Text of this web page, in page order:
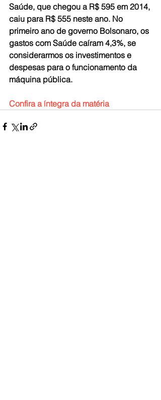
Saúde, que chegou a R$ 595 em 2014,
caiu para R$ 555 neste ano. No
primeiro ano de governo Bolsonaro, os
gastos com Saúde caíram 4,3%, se
considerarmos os investimentos e
despesas para o funcionamento da
máquina pública.
Confira a íntegra da matéria